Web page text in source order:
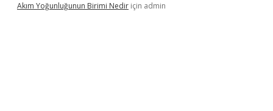
Akım Yoğunluğunun Birimi Nedir için admin